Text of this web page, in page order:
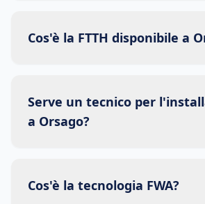
Cos'è la FTTH disponibile a
Serve un tecnico per
a Orsago?
Cos'è la tecnologia FWA?